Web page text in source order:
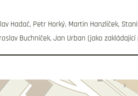
Hadač, Petr Horký, Martin Hanzlíček,
Buchníček, Jan Urban (jako